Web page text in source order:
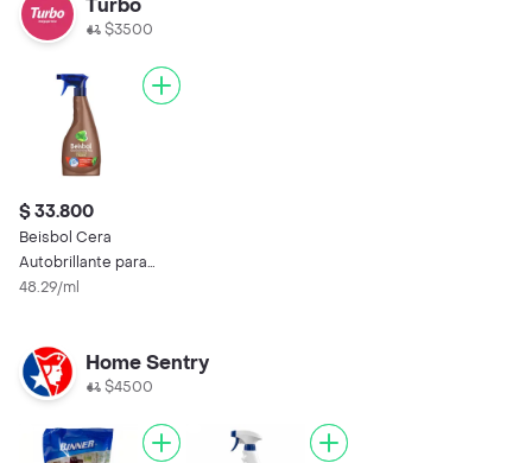
Turbo
$3500
$ 33.800
Beisbol Cera
Autobrillante para
Pisos Laminados y
48.29/ml
Home Sentry
$4500